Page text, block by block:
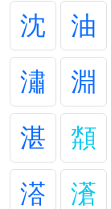
沈
油
潚
淵
湛
頮
溚
濸